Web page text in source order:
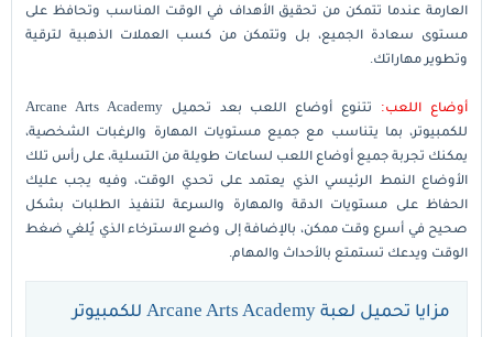
العارمة عندما تتمكن من تحقيق الأهداف في الوقت المناسب وتحافظ على
مستوى سعادة الجميع، بل وتتمكن من كسب العملات الذهبية لترقية
وتطوير مهاراتك.
أوضاع اللعب:
تتنوع أوضاع اللعب بعد تحميل Arcane Arts Academy
للكمبيوتر، بما يتناسب مع جميع مستويات المهارة والرغبات الشخصية،
يمكنك تجربة جميع أوضاع اللعب لساعات طويلة من التسلية، على رأس تلك
الأوضاع النمط الرئيسي الذي يعتمد على تحدي الوقت، وفيه يجب عليك
الحفاظ على مستويات الدقة والمهارة والسرعة لتنفيذ الطلبات بشكل
صحيح في أسرع وقت ممكن، بالإضافة إلى وضع الاسترخاء الذي يُلغي ضغط
الوقت ويدعك تستمتع بالأحداث والمهام.
مزايا تحميل لعبة Arcane Arts Academy للكمبيوتر